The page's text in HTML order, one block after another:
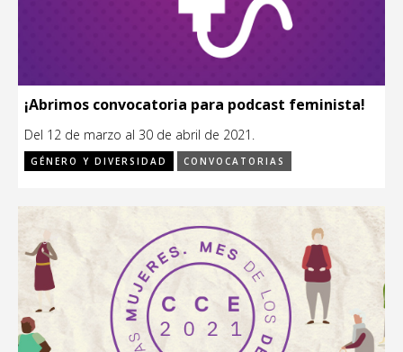
¡Abrimos convocatoria para podcast feminista!
Del 12 de marzo al 30 de abril de 2021.
GÉNERO Y DIVERSIDAD CONVOCATORIAS